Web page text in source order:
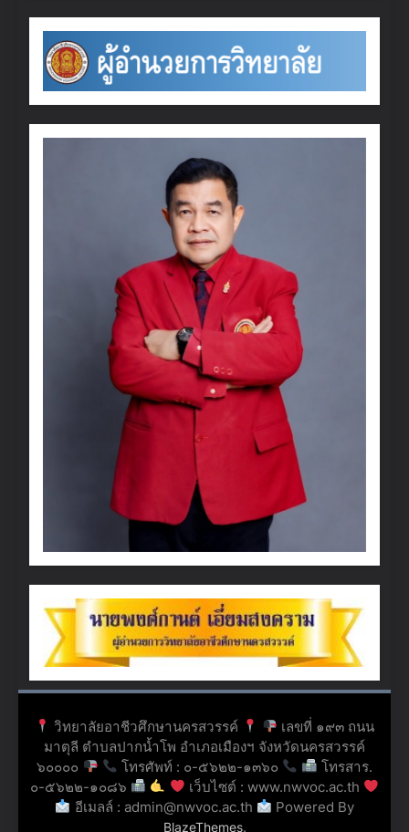
วิทยาลัยอาชีวศึกษานครสวรรค์
เลขที่ ๑๙๓ ถนน
มาตุลี ตำบลปากน้ำโพ อำเภอเมืองฯ จังหวัดนครสวรรค์
๖๐๐๐๐
โทรศัพท์ : ๐-๕๖๒๒-๑๓๖๐
โทรสาร.
๐-๕๖๒๒-๑๐๘๖
เว็บไซต์ : www.nwvoc.ac.th
อีเมลล์ : admin@nwvoc.ac.th
Powered By
BlazeThemes.